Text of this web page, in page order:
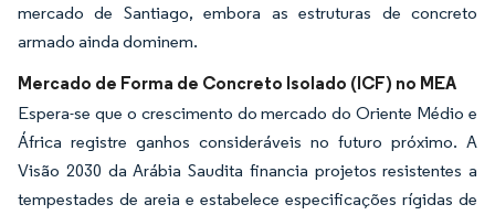
mercado de Santiago, embora as estruturas de concreto
armado ainda dominem.
Mercado de Forma de Concreto Isolado (ICF) no MEA
Espera-se que o crescimento do mercado do Oriente Médio e
África registre ganhos consideráveis no futuro próximo. A
Visão 2030 da Arábia Saudita financia projetos resistentes a
tempestades de areia e estabelece especificações rígidas de